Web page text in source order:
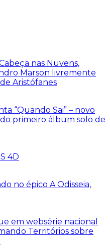
nas Nuvens,
Marson livremente
de Aristófanes
“Quando Sai” – novo
primeiro álbum solo de
4D
no épico A Odisseia,
em websérie nacional
Territórios sobre